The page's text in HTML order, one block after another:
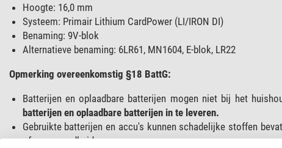
Hoogte: 16,0 mm
Systeem: Primair Lithium CardPower (LI/IRON DI)
Benaming: 9V-blok
Alternatieve benaming: 6LR61, MN1604, E-blok, LR22
Opmerking overeenkomstig §18 BattG:
Batterijen en oplaadbare batterijen mogen niet bij het
batterijen en oplaadbare batterijen in te leveren.
Gebruikte batterijen en accu's kunnen schadelijke stoffen
of uw gezondheid.